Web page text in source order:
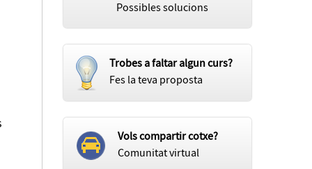
Possibles solucions
Trobes a faltar algun curs?
Fes la teva proposta
Vols compartir cotxe?
Comunitat virtual